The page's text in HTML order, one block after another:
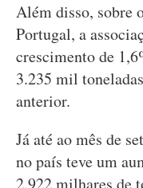
Além disso, sobre
Portugal, a
crescimento de
3.235 mil
anterior.
Já até ao mês de
no país teve um
2.922 milhares de